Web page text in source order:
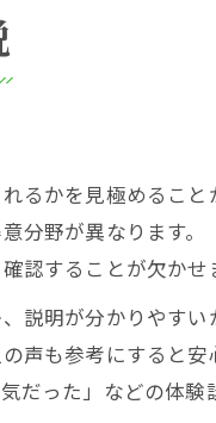
詳しく知るには
内容の違いとは
判から見る比較ポイ
整体と整骨院の実態
の魅力まとめ
価で注目すべき点
の人気理由を紹介
で見る高評価の理由
るかを見極めること
分野が異なります。
認することが欠かせ
明が分かりやすい
声も参考にすると安
った」などの体験